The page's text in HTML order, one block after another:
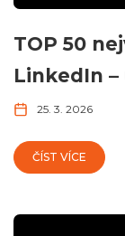
TOP 50
LinkedIn
25. 3. 2026
ČÍST VÍCE